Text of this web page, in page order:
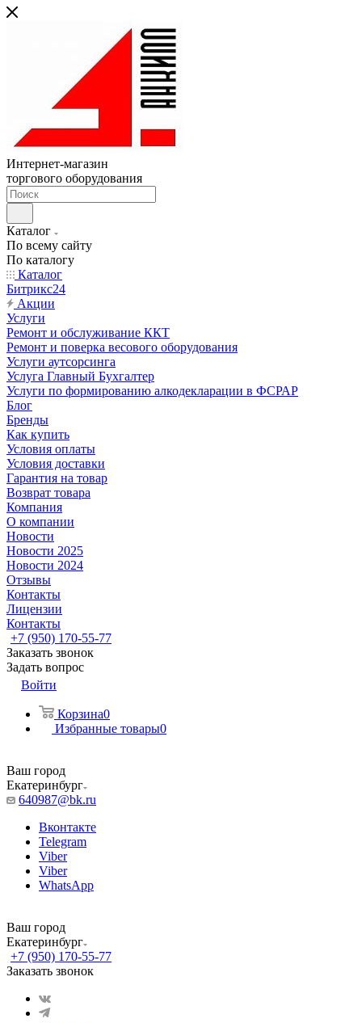
Интернет-магазин
торгового оборудования
Каталог
По всему сайту
По каталогу
Каталог
Битрикс24
Акции
Услуги
Ремонт и обслуживание ККТ
Ремонт и поверка весового оборудования
Услуги аутсорсинга
Услуга Главный Бухгалтер
Услуги по формированию алкодекларации в ФСРАР
Блог
Бренды
Как купить
Условия оплаты
Условия доставки
Гарантия на товар
Возврат товара
Компания
О компании
Новости
Новости 2025
Новости 2024
Отзывы
Контакты
Лицензии
Контакты
+7 (950) 170-55-77
Заказать звонок
Задать вопрос
Войти
Корзина0
Избранные товары0
Ваш город
Екатеринбург
640987@bk.ru
Вконтакте
Telegram
Viber
Viber
WhatsApp
Ваш город
Екатеринбург
+7 (950) 170-55-77
Заказать звонок